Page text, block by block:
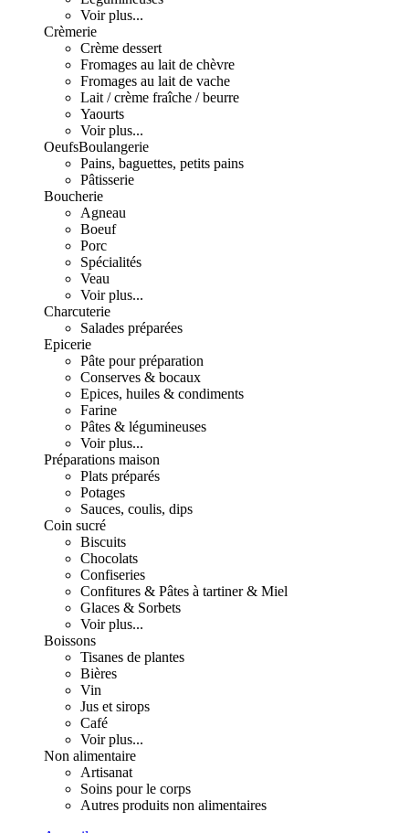
Voir plus...
Crèmerie
Crème dessert
Fromages au lait de chèvre
Fromages au lait de vache
Lait / crème fraîche / beurre
Yaourts
Voir plus...
OeufsBoulangerie
Pains, baguettes, petits pains
Pâtisserie
Boucherie
Agneau
Boeuf
Porc
Spécialités
Veau
Voir plus...
Charcuterie
Salades préparées
Epicerie
Pâte pour préparation
Conserves & bocaux
Epices, huiles & condiments
Farine
Pâtes & légumineuses
Voir plus...
Préparations maison
Plats préparés
Potages
Sauces, coulis, dips
Coin sucré
Biscuits
Chocolats
Confiseries
Confitures & Pâtes à tartiner & Miel
Glaces & Sorbets
Voir plus...
Boissons
Tisanes de plantes
Bières
Vin
Jus et sirops
Café
Voir plus...
Non alimentaire
Artisanat
Soins pour le corps
Autres produits non alimentaires